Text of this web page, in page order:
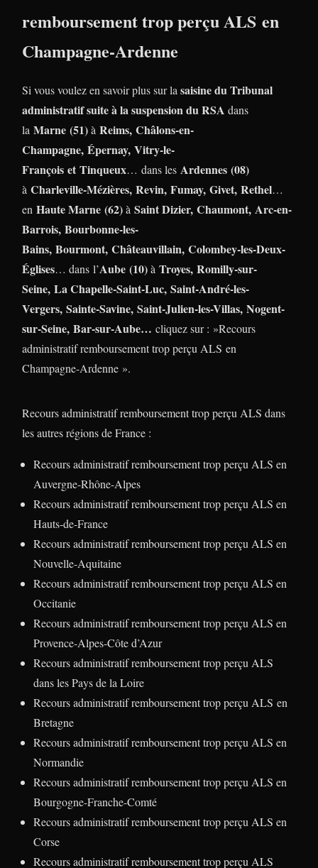
remboursement trop perçu ALS en
Champagne-Ardenne
Si vous voulez en savoir plus sur la saisine du Tribunal
administratif suite à la suspension du RSA dans
la Marne (51)à Reims, Châlons-en-
Champagne, Épernay, Vitry-le-
François et Tinqueux… dans les Ardennes (08)
à Charleville-Mézières, Revin, Fumay, Givet, Rethel…
en Haute Marne (62)à Saint Dizier, Chaumont, Arc-en-
Barrois, Bourbonne-les-
Bains, Bourmont, Châteauvillain, Colombey-les-Deux-
Églises… dans l’Aube (10)à Troyes, Romilly-sur-
Seine, La Chapelle-Saint-Luc, Saint-André-les-
Vergers, Sainte-Savine, Saint-Julien-les-Villas, Nogent-
sur-Seine, Bar-sur-Aube… cliquez sur : »Recours
administratif remboursement trop perçu ALS en
Champagne-Ardenne ».
Recours administratif remboursement trop perçu ALS dans
les autres régions de France :
Recours administratif remboursement trop perçu ALS en
Auvergne-Rhône-Alpes
Recours administratif remboursement trop perçu ALS en
Hauts-de-France
Recours administratif remboursement trop perçu ALS en
Nouvelle-Aquitaine
Recours administratif remboursement trop perçu ALS en
Occitanie
Recours administratif remboursement trop perçu ALS en
Provence-Alpes-Côte d’Azur
Recours administratif remboursement trop perçu ALS
dans les Pays de la Loire
Recours administratif remboursement trop perçu ALS en
Bretagne
Recours administratif remboursement trop perçu ALS en
Normandie
Recours administratif remboursement trop perçu ALS en
Bourgogne-Franche-Comté
Recours administratif remboursement trop perçu ALS en
Corse
Recours administratif remboursement trop perçu ALS